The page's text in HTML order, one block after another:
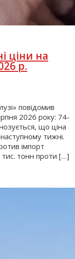
ціни на
р.
повідомив
2026 року: 74-
що ціна
тижні.
імпорт
тонн проти […]